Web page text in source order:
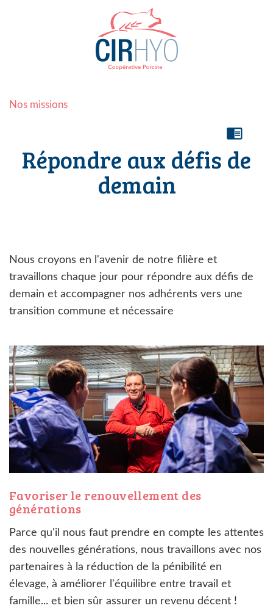
Nos missions
chrome_reader_mode
Répondre aux défis de
demain
Nous croyons en l'avenir de notre filière et
travaillons chaque jour pour répondre aux défis de
demain et accompagner nos adhérents vers une
transition commune et nécessaire
Favoriser le renouvellement des
générations
Parce qu'il nous faut prendre en compte les attentes
des nouvelles générations, nous travaillons avec nos
partenaires à la réduction de la pénibilité en
élevage, à améliorer l'équilibre entre travail et
famille... et bien sûr assurer un revenu décent !